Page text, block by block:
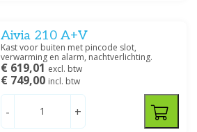
Aivia 210 A+V
Kast voor buiten met pincode slot,
verwarming en alarm, nachtverlichting.
€ 619,01 excl. btw
€ 749,00 incl. btw
- +